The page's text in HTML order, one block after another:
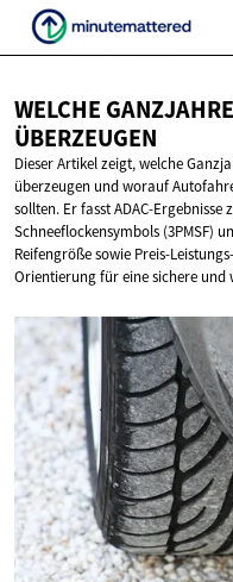
WELCHE
ÜBERZEUGEN
Dieser Artikel zeigt, welche
überzeugen und worauf
sollten. Er fasst ADAC-
Schneeflockensymbols (3PMSF)
Reifengröße sowie Preis-
Orientierung für eine sichere und